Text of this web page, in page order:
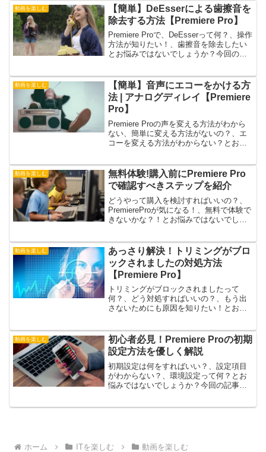
か？今回の記事では、そんなお悩みを解
消するPremiere Proで、オーディオ波形
が出ない場合の対処方法について紹介し
ます。この記事は以下のような人におす
すめ！オーディオ波形が急に出なくなっ
た！、オーディオ波形の表示がおかし
動画を楽しむ
【簡単】DeEsserによる歯擦音を
除去する方法【Premiere Pro】
Premiere Proで、DeEsserって何？、操作
方法が知りたい！、歯擦音を除去したい
とお悩みではないでしょうか？今回の記
音を除去する方法について紹介します。
この記事は以下のような人におすすめ！
DeEsserが知りたい！歯擦音を除去する
方法が知りたい！DeEsserの使い方が知
りたい！
動画を楽しむ
【簡単】音声にエコーをかける方
法 | アナログディレイ【Premiere
Pro】
Premiere Proの声を変える方法がわから
ない、簡単に変える方法がないの？、エ
コーを変える方法がわからない？とお悩
Proで、簡単にエコーをかける方法につい
て紹介します。この記事は以下のような
人におすすめ！声を変えたい！簡単な方
法が知りたい！エコーをかけたい！
動画を楽しむ
無料体験!購入前にPremiere Pro
で確認すべきステップを紹介
どうやって購入を検討すればいいの？、
PremiereProが気になる！、無料で体験で
きないかな？！とお悩みではないでしょ
料で体験すべきステップについて紹介し
ます。この記事は以下のような人におす
すめ！動画編集ソフトを使ってみたい！
PremiereProが気になる！無料で体験した
い！
動画を楽しむ
あっさり解決！トリミングがブロ
ックされましたの対処方法
【Premiere Pro】
トリミングがブロックされましたって
何？、どう対処すればいいの？、もう出
さないためにも原因を知りたい！とお悩
Proで、トリミングがブロックされました
と表示された場合の対処方法について紹
介します。この記事は以下のような人に
おすすめ！トリミングがブロックされま
したと表示された！対処方法がわからな
い！図解でわかりやすく説明してほし
動画を楽しむ
初心者必見！Premiere Proの初期
設定方法を優しく解説
初期設定は何をすればいい？、設定項目
がわからない？、環境設定って何？とお
悩みではないでしょうか？今回の記事で
知りたい！
ホーム ITを楽しむ 動画を楽しむ